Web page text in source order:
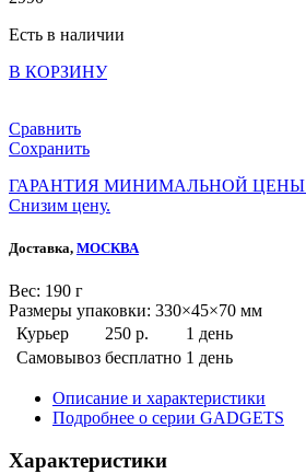
Есть в наличии
В КОРЗИНУ
Сравнить
Сохранить
ГАРАНТИЯ МИНИМАЛЬНОЙ ЦЕНЫ
Снизим цену.
Доставка, МОСКВА
Веc: 190 г
Размеры упаковки: 330×45×70 мм
Курьер
250 р.
1 день
Самовывоз бесплатно 1 день
Описание и характеристики
Подробнее о серии GADGETS
Характеристики